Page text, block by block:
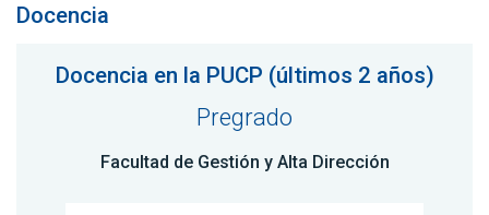
Docencia
Docencia en la PUCP (últimos 2 años)
Pregrado
Facultad de Gestión y Alta Dirección